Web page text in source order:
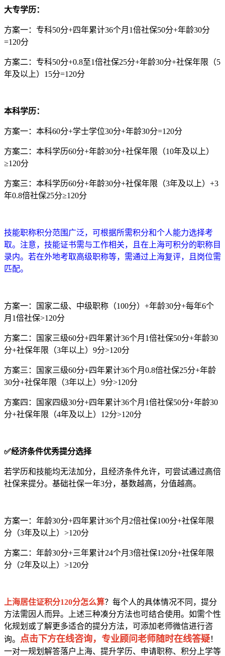
大专学历：
方案一：专科50分+四年累计36个月1倍社保50分+年龄30分
=120分
方案二：专科50分+0.8至1倍社保25分+年龄30分+社保年限（5
年及以上）15分=120分
本科学历：
方案一：本科60分+学士学位30分+年龄30分=120分
方案二：本科学历60分+年龄30分+社保年限（10年及以上）
≥120分
方案三：本科学历60分+年龄30分+社保年限（3年及以上）+3
年0.8倍社保25分≥120分
技能职称积分范围广泛，可根据所需积分和个人能力选择考
取。注意，技能证书需与工作相关，且在上海可积分的职称目
录内。若在外地考取高级职称等，需通过上海复评，且岗位需
匹配。
方案一：国家二级、中级职称（100分）+年龄30分+每年6个
月1倍社保>120分
方案二：国家三级60分+四年累计36个月1倍社保50分+年龄30
分+社保年限（3年以上）9分>120分
方案三：国家三级60分+四年累计36个月0.8倍社保25分+年龄
30分+社保年限（3年以上）9分>120分
方案四：国家四级30分+四年累计36个月1倍社保50分+年龄30
分+社保年限（4年及以上）12分>120分
✅经济条件优秀提分选择
若学历和技能均无法加分，且经济条件允许，可尝试通过高倍
社保来提分。基础社保一年3分，基数越高，分值越高。
方案一：年龄30分+四年累计36个月2倍社保100分+社保年限
分（3年及以上）>120分
方案二：年龄30分+三年累计24个月3倍社保120分+社保年限
分（2年及以上）>120分
上海居住证积分120分怎么算？每个人的具体情况不同，提分
方法需因人而异。上述三种凑分方法也可结合使用。如需个性
化规划或了解更多适合的提分方法，可添加老师微信进行咨
询。
点击下方在线咨询，专业顾问老师随时在线答疑！
一对一规划解答落户上海、提升学历、申请职称、积分上学等